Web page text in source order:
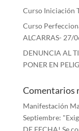
Curso Iniciación
Curso
ALCARRAS- 27/
DENUNCIA AL
PONER EN
Comentarios
Manifestación
Septiembre:
DE FECHA! Se